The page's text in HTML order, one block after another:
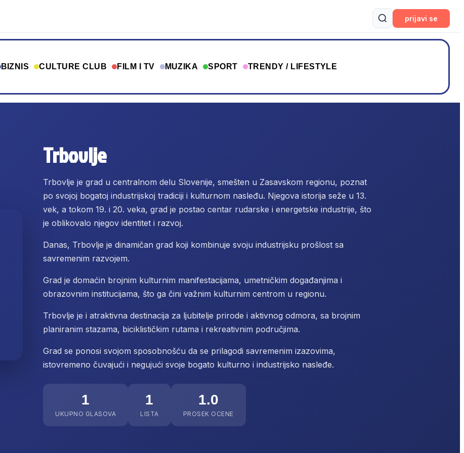
prijavi se
BIZNIS CULTURE CLUB FILM I TV MUZIKA SPORT TRENDY / LIFESTYLE
Trbovlje
Trbovlje je grad u centralnom delu Slovenije, smešten u Zasavskom regionu, poznat
po svojoj bogatoj industrijskoj tradiciji i kulturnom nasleđu. Njegova istorija seže u 13.
vek, a tokom 19. i 20. veka, grad je postao centar rudarske i energetske industrije, što
je oblikovalo njegov identitet i razvoj.
Danas, Trbovlje je dinamičan grad koji kombinuje svoju industrijsku prošlost sa
savremenim razvojem.
Grad je domaćin brojnim kulturnim manifestacijama, umetničkim događanjima i
obrazovnim institucijama, što ga čini važnim kulturnim centrom u regionu.
Trbovlje je i atraktivna destinacija za ljubitelje prirode i aktivnog odmora, sa brojnim
planiranim stazama, biciklističkim rutama i rekreativnim područjima.
Grad se ponosi svojom sposobnošću da se prilagodi savremenim izazovima,
istovremeno čuvajući i negujući svoje bogato kulturno i industrijsko nasleđe.
1
UKUPNO GLASOVA
1
LISTA
1.0
PROSEK OCENE